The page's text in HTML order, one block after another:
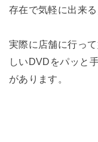
存在で気軽に出来る
実際に店舗に行っ
しいDVDをパッと
があります。